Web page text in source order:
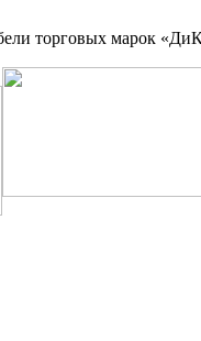
торговых марок